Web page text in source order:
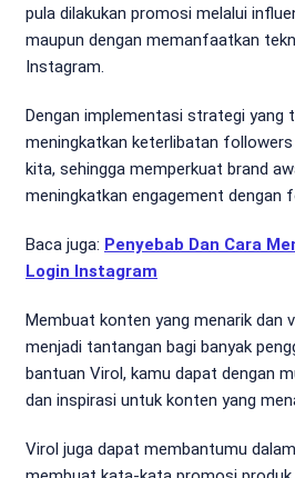
pula dilakukan promosi melalui
maupun dengan memanfaatkan
Instagram.
Dengan implementasi strategi yang
meningkatkan keterlibatan
kita, sehingga memperkuat brand
meningkatkan engagement dengan
Baca juga: Penyebab Dan Cara
Login Instagram
Membuat konten yang menarik dan
menjadi tantangan bagi banyak
bantuan Virol, kamu dapat dengan
dan inspirasi untuk konten yang
Virol juga dapat membantumu